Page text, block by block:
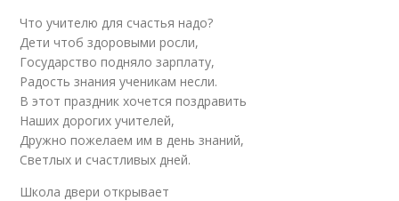
Что учителю для счастья надо?
Дети чтоб здоровыми росли,
Государство подняло зарплату,
Радость знания ученикам несли.
В этот праздник хочется поздравить
Наших дорогих учителей,
Дружно пожелаем им в день знаний,
Светлых и счастливых дней.
Школа двери открывает